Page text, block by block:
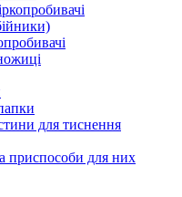
для тиснення
приспособи для них